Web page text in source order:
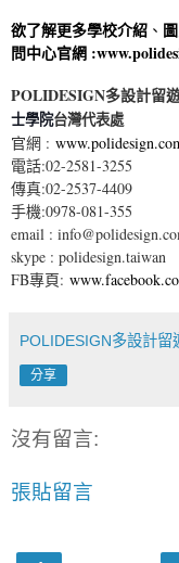
欲了解更多學校介紹 、
問中心官網 :
POLIDESIGN多設計留
士學院台灣代表處
官網 :
電話:02-2581-3255
傳真:02-2537-4409
手機:0978-081-355
email :
skype : polidesign.taiwan
FB專頁:
POLIDESIGN多設計留
分享
沒有留言:
張貼留言